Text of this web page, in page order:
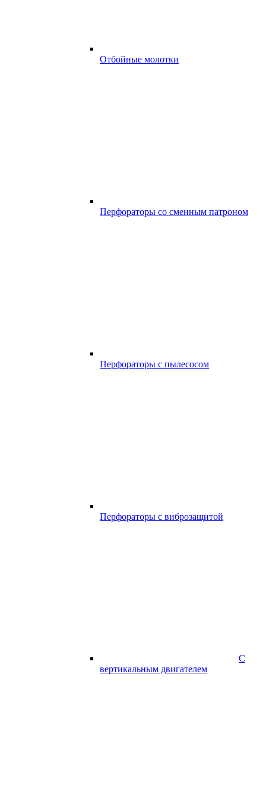
Отбойные молотки
Перфораторы со сменным патроном
Перфораторы с пылесосом
Перфораторы с виброзащитой
С
вертикальным двигателем